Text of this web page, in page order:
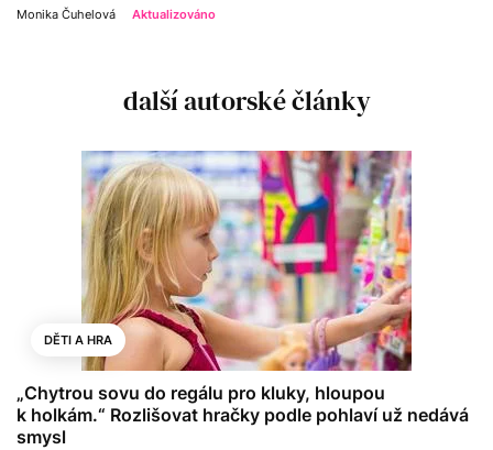
Monika Čuhelová Aktualizováno
další autorské články
DĚTI A HRA
„Chytrou sovu do regálu pro kluky, hloupou
k holkám.“ Rozlišovat hračky podle pohlaví už nedává
smysl